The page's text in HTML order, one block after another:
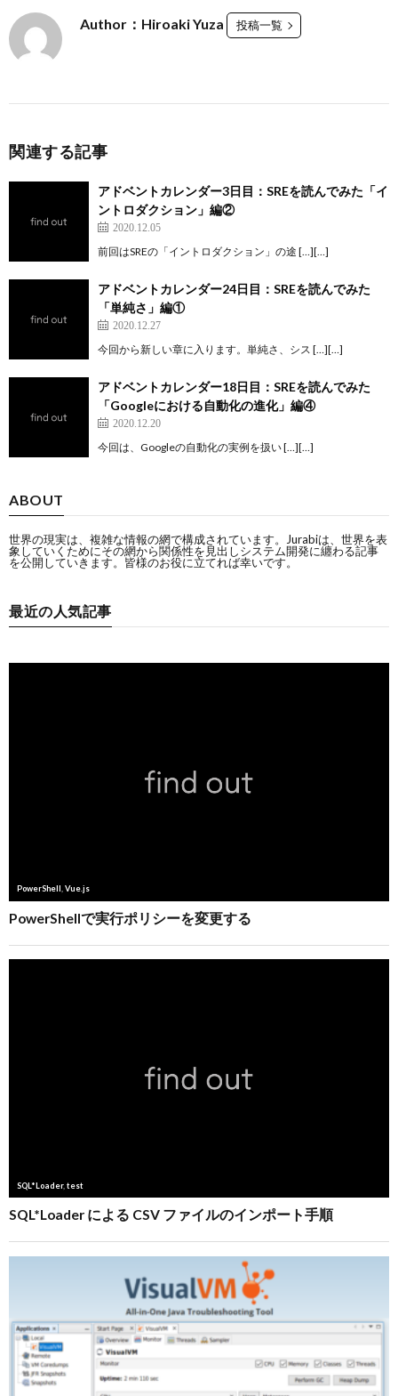
Author：Hiroaki Yuza 投稿一覧
関連する記事
アドベントカレンダー3日目：SREを読んでみた「イ
ントロダクション」編②
2020.12.05
前回はSREの「イントロダクション」の途 […][…]
アドベントカレンダー24日目：SREを読んでみた
「単純さ」編①
2020.12.27
今回から新しい章に入ります。単純さ、シス […][…]
アドベントカレンダー18日目：SREを読んでみた
「Googleにおける自動化の進化」編④
2020.12.20
今回は、Googleの自動化の実例を扱い […][…]
ABOUT
世界の現実は、複雑な情報の網で構成されています。Jurabiは、世界を表
象していくためにその網から関係性を見出しシステム開発に纏わる記事
を公開していきます。皆様のお役に立てれば幸いです。
最近の人気記事